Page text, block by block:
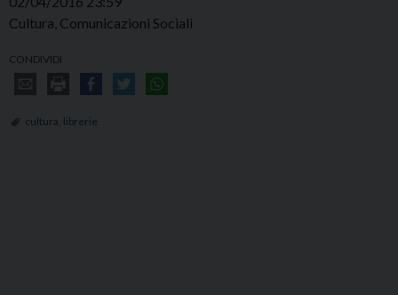
Cultura, Comunicazioni Sociali
CONDIVIDI
cultura librerie